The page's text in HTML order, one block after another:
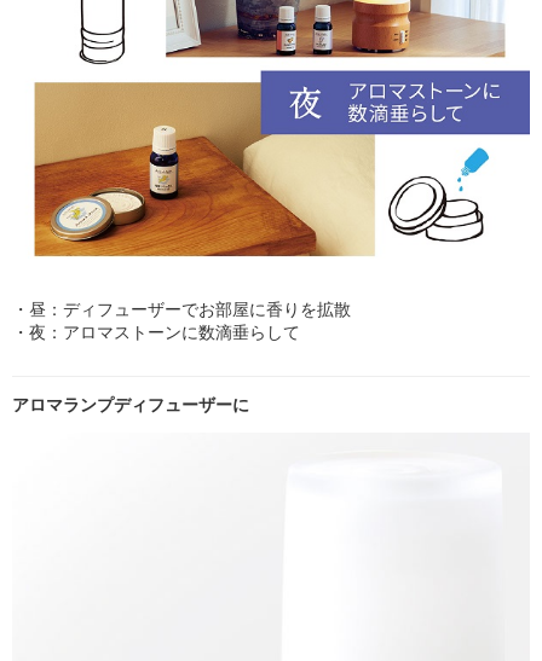
・昼：ディフューザーでお部屋に香りを拡散
・夜：アロマストーンに数滴垂らして
アロマランプディフューザーに